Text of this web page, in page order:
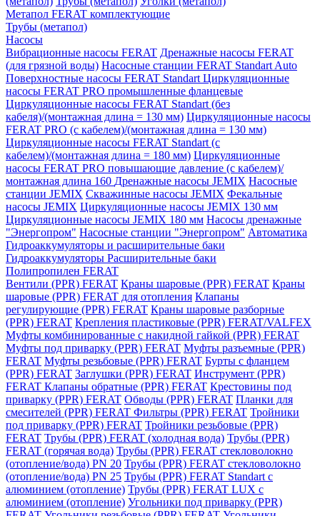
Метапол FERAT комплектующие
Трубы (метапол)
Насосы
Вибрационные насосы FERAT Дренажные насосы FERAT
(для грязной воды) Насосные станции FERAT Standart Auto
Поверхностные насосы FERAT Standart Циркуляционные
насосы FERAT PRO промышленные фланцевые
Циркуляционные насосы FERAT Standart (без
кабеля)/(монтажная длина = 130 мм) Циркуляционные насосы
FERAT PRO (с кабелем)/(монтажная длина = 130 мм)
Циркуляционные насосы FERAT Standart (с
кабелем)/(монтажная длина = 180 мм) Циркуляционные
насосы FERAT PRO повышающие давление (с кабелем)/
монтажная длина 160 Дренажные насосы JEMIX Насосные
станции JEMIX Скважинные насосы JEMIX Фекальные
насосы JEMIX Циркуляционные насосы JEMIX 130 мм
Циркуляционные насосы JEMIX 180 мм Насосы дренажные
"Энергопром" Насосные станции "Энергопром" Автоматика
Гидроаккумуляторы и расширительные баки
Гидроаккумуляторы Расширительные баки
Полипропилен FERAT
Вентили (PPR) FERAT Краны шаровые (PPR) FERAT Краны
шаровые (PPR) FERAT для отопления Клапаны
регулирующие (PPR) FERAT Краны шаровые разборные
(PPR) FERAT Крепления пластиковые (PPR) FERAT/VALFEX
Муфты комбинированные с накидной гайкой (PPR) FERAT
Муфты под приварку (PPR) FERAT Муфты разъемные (PPR)
FERAT Муфты резьбовые (PPR) FERAT Бурты с фланцем
(PPR) FERAT Заглушки (PPR) FERAT Инструмент (PPR)
FERAT Клапаны обратные (PPR) FERAT Крестовины под
приварку (PPR) FERAT Обводы (PPR) FERAT Планки для
смесителей (PPR) FERAT Фильтры (PPR) FERAT Тройники
под приварку (PPR) FERAT Тройники резьбовые (PPR)
FERAT Трубы (PPR) FERAT (холодная вода) Трубы (PPR)
FERAT (горячая вода) Трубы (PPR) FERAT стекловолокно
(отопление/вода) РN 20 Трубы (PPR) FERAT стекловолокно
(отопление/вода) РN 25 Трубы (PPR) FERAT Standart c
алюминием (отопление) Трубы (PPR) FERAT LUX c
алюминием (отопление) Угольники под приварку (PPR)